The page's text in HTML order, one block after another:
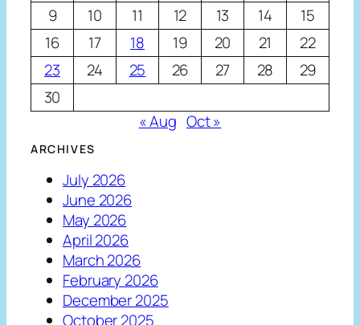
9
10 11 12 13 14
15
16
17 18 19 20 21
22
23
24 25 26 27 28
29
30
« Aug Oct »
ARCHIVES
July 2026
June 2026
May 2026
April 2026
March 2026
February 2026
December 2025
October 2025